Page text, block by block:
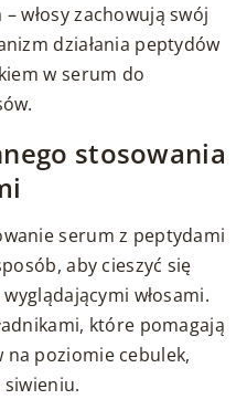
włosy zachowują swój
działania peptydów
w serum do
stosowania
serum z peptydami
aby cieszyć się
włosami.
które pomagają
na poziomie cebulek,